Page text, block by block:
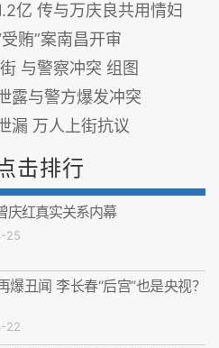
亿 传与万庆良共用情妇
贿”案南昌开审
与警察冲突 组图
露与警方爆发冲突
漏 万人上街抗议
击排行
庆红真实关系内幕
25
爆丑闻 李长春“后宫”也是央视？
22